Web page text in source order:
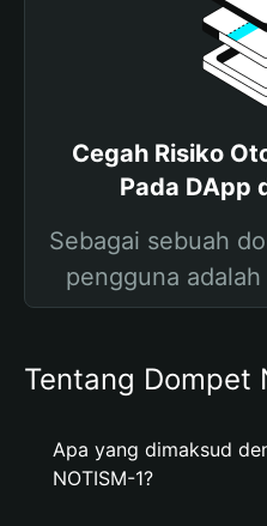
Cegah Risiko
Pada DApp
Sebagai sebuah
pengguna
Tentang Dompet
Apa yang dimaksud
NOTISM-1?